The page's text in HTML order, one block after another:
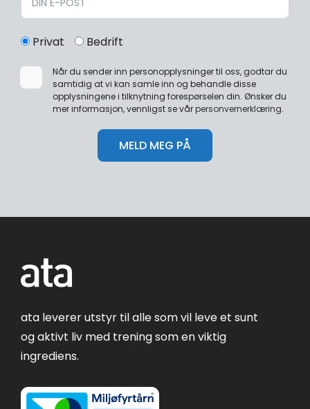
Privat Bedrift
Når du sender inn personopplysninger til oss, godtar du
samtidig at vi kan samle inn og behandle disse
opplysningene i tilknytning forespørselen din. Ønsker du
mer informasjon, vennligst se vårpersonvernerklæring.
ata leverer utstyr til alle som vil leve et sunt
og aktivt liv med trening som en viktig
ingrediens.